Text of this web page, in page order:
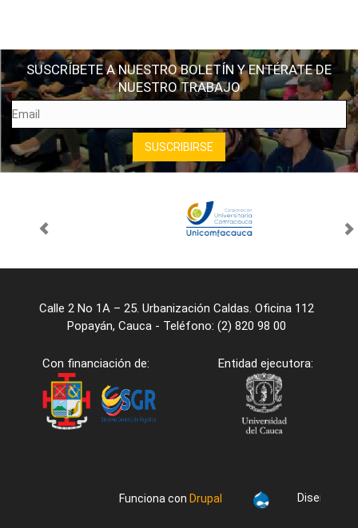
SUSCRÍBETE A NUESTRO BOLETÍN Y ENTÉRATE DE
NUESTRO TRABAJO
Calle 2 No 1A – 25. Urbanización Caldas. Oficina 112
Popayán, Cauca - Teléfono: (2) 820 98 00
Con financiación de: Entidad ejecutora:
Funciona con Drupal Diseño/